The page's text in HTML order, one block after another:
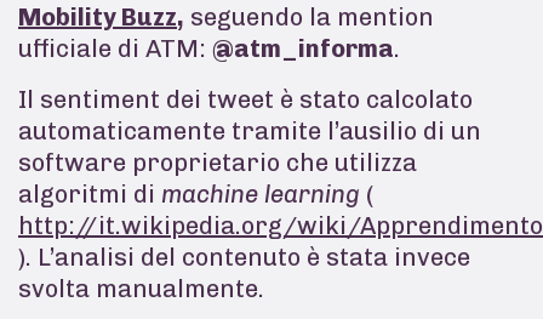
Mobility Buzz, seguendo la mention
ufficiale di ATM: @atm_informa.
Il sentiment dei tweet è stato calcolato
automaticamente tramite l’ausilio di un
software proprietario che utilizza
algoritmi di machine learning (
http://it.wikipedia.org/wiki/
). L’analisi del contenuto è stata invece
svolta manualmente.